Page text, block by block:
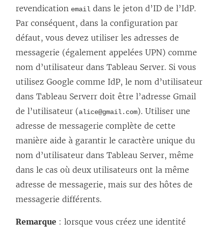
revendication email dans le jeton d’ID de l’IdP.
Par conséquent, dans la configuration par
défaut, vous devez utiliser les adresses de
messagerie (également appelées UPN) comme
nom d’utilisateur dans Tableau Server. Si vous
utilisez Google comme IdP, le nom d’utilisateur
dans Tableau Serverr doit être l’adresse Gmail
de l’utilisateur (alice@gmail.com). Utiliser une
adresse de messagerie complète de cette
manière aide à garantir le caractère unique du
nom d’utilisateur dans Tableau Server, même
dans le cas où deux utilisateurs ont la même
adresse de messagerie, mais sur des hôtes de
messagerie différents.
Remarque : lorsque vous créez une identité